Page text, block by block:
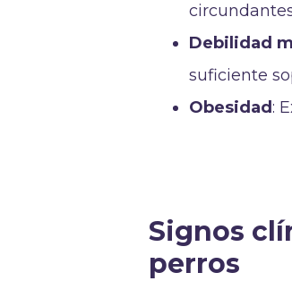
Debilidad
suficiente
Obesidad:
Signos
perros